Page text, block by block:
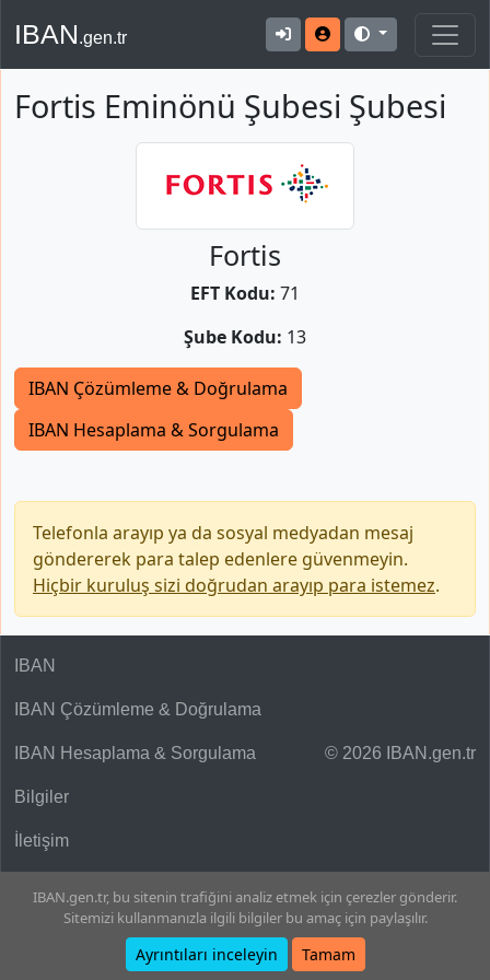
IBAN.gen.tr
Fortis Eminönü Şubesi Şubesi
Fortis
EFT Kodu: 71
Şube Kodu: 13
IBAN Çözümleme & Doğrulama
IBAN Hesaplama & Sorgulama
Telefonla arayıp ya da sosyal medyadan mesaj
göndererek para talep edenlere güvenmeyin.
Hiçbir kuruluş sizi doğrudan arayıp para istemez.
© 2026 IBAN.gen.tr
IBAN
IBAN Çözümleme & Doğrulama
IBAN Hesaplama & Sorgulama
Bilgiler
İletişim
IBAN.gen.tr, bu sitenin trafiğini analiz etmek için çerezler gönderir.
Sitemizi kullanmanızla ilgili bilgiler bu amaç için paylaşılır.
Ayrıntıları inceleyin Tamam